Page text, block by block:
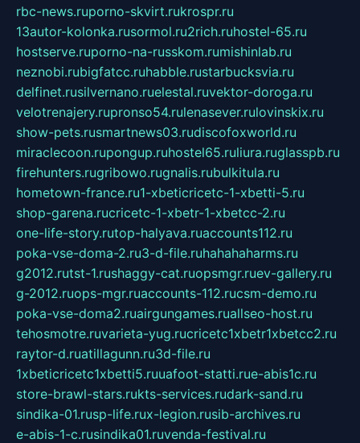
rbc-news.ruporno-skvirt.rukrospr.ru
13autor-kolonka.rusormol.ru2rich.ruhostel-65.ru
hostserve.ruporno-na-russkom.rumishinlab.ru
neznobi.rubigfatcc.ruhabble.rustarbucksvia.ru
delfinet.rusilvernano.ruelestal.ruvektor-doroga.ru
velotrenajery.rupronso54.rulenasever.rulovinskix.ru
show-pets.rusmartnews03.rudiscofoxworld.ru
miraclecoon.rupongup.ruhostel65.ruliura.ruglasspb.ru
firehunters.rugribowo.rugnalis.rubulkitula.ru
hometown-france.ru1-xbeticricetc-1-xbetti-5.ru
shop-garena.rucricetc-1-xbetr-1-xbetcc-2.ru
one-life-story.rutop-halyava.ruaccounts112.ru
poka-vse-doma-2.ru3-d-file.ruhahahaharms.ru
g2012.rutst-1.rushaggy-cat.ruopsmgr.ruev-gallery.ru
g-2012.ruops-mgr.ruaccounts-112.rucsm-demo.ru
poka-vse-doma2.ruairgungames.ruallseo-host.ru
tehosmotre.ruvarieta-yug.rucricetc1xbetr1xbetcc2.ru
raytor-d.ruatillagunn.ru3d-file.ru
1xbeticricetc1xbetti5.ruuafoot-statti.rue-abis1c.ru
store-brawl-stars.rukts-services.rudark-sand.ru
sindika-01.rusp-life.rux-legion.rusib-archives.ru
e-abis-1-c.rusindika01.ruvenda-festival.ru